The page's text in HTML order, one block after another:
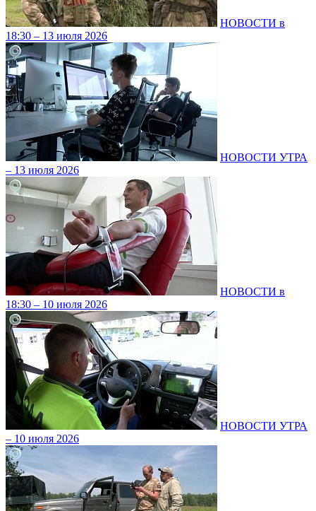
НОВОСТИ в
18:30 – 13 июля 2026
НОВОСТИ УТРА
– 13 июля 2026
НОВОСТИ в
18:30 – 10 июля 2026
НОВОСТИ УТРА
– 10 июля 2026